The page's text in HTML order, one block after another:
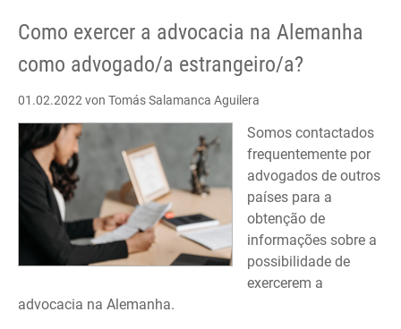
Como exercer a advocacia na Alemanha
como advogado/a estrangeiro/a?
01.02.2022 von Tomás Salamanca Aguilera
Somos contactados
frequentemente por
advogados de outros
países para a
obtenção de
informações sobre a
possibilidade de
exercerem a
advocacia na Alemanha.